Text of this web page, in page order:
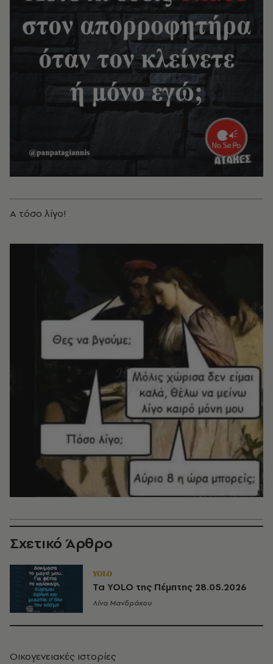
Α τόσο λίγο!
Σχετικό Άρθρο
YOLO
Τα YOLO της Πέμπτης 28.05.2026
Λίνα Μανδράκου
Οικογενειακές ιστορίες